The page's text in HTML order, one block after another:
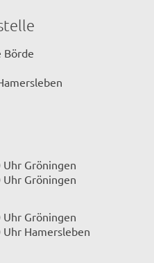
Börde
Uhr Gröningen
Uhr Gröningen
Uhr Gröningen
Uhr Hamersleben